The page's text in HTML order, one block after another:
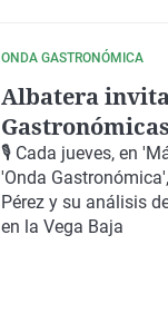
ONDA GASTRONÓMICA
Albatera
Tony Pérez
🎙️ Cada jueves, en '
'Onda Gastronómica
Pérez y su análisis
en la Vega Baja